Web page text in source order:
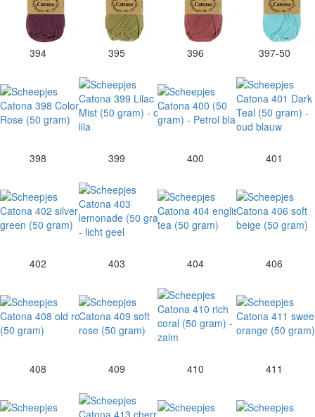
394 395 396 397-50
398 399 400 401
402 403 404 406
408 409 410 411